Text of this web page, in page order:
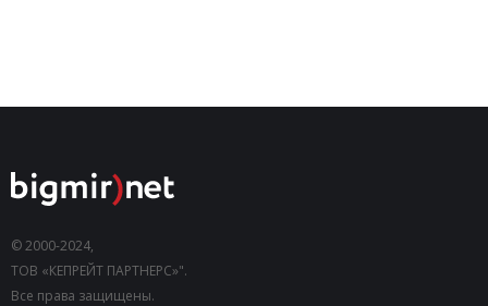
© 2000-2024,
ТОВ «КЕПРЕЙТ ПАРТНЕРС»".
Все права защищены.